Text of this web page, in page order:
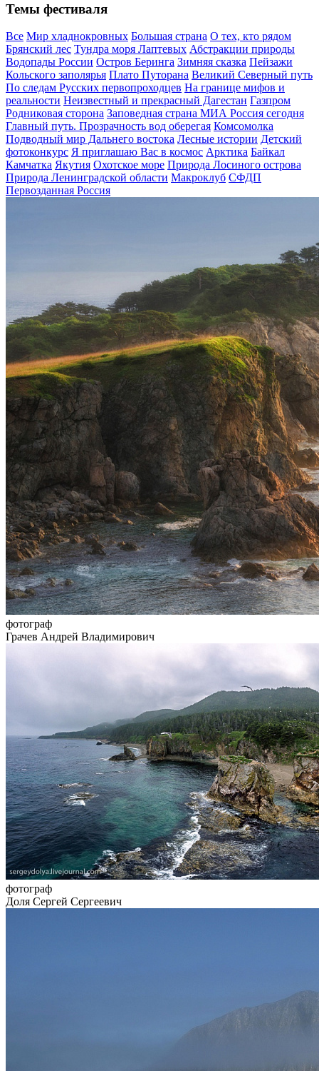
Темы фестиваля
Все Мир хладнокровных Большая страна О тех, кто рядом
Брянский лес Тундра моря Лаптевых Абстракции природы
Водопады России Остров Беринга Зимняя сказка Пейзажи
Кольского заполярья Плато Путорана Великий Северный путь
По следам Русских первопроходцев На границе мифов и
реальности Неизвестный и прекрасный Дагестан Газпром
Родниковая сторона Заповедная страна МИА Россия сегодня
Главный путь. Прозрачность вод оберегая Комсомолка
Подводный мир Дальнего востока Лесные истории Детский
фотоконкурс Я приглашаю Вас в космос Арктика Байкал
Камчатка Якутия Охотское море Природа Лосиного острова
Природа Ленинградской области Макроклуб СФДП
Первозданная Россия
фотограф
Грачев Андрей Владимирович
фотограф
Доля Сергей Сергеевич